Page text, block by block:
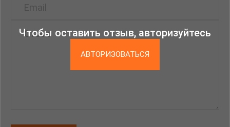
Чтобы оставить отзыв, авторизуйтесь
АВТОРИЗОВАТЬСЯ